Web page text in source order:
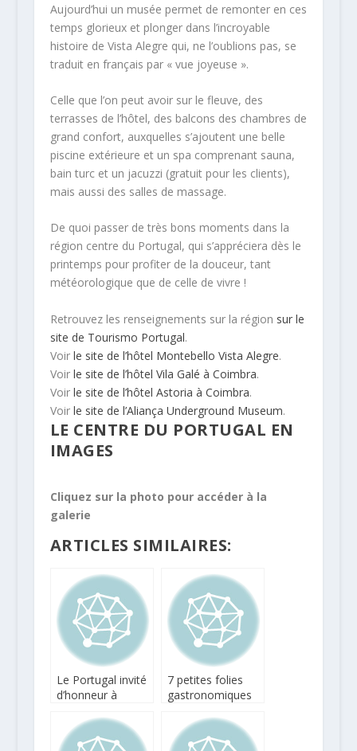
Aujourd’hui un musée permet de remonter en ces
temps glorieux et plonger dans l’incroyable
histoire de Vista Alegre qui, ne l’oublions pas, se
traduit en français par « vue joyeuse ».
Celle que l’on peut avoir sur le fleuve, des
terrasses de l’hôtel, des balcons des chambres de
grand confort, auxquelles s’ajoutent une belle
piscine extérieure et un spa comprenant sauna,
bain turc et un jacuzzi (gratuit pour les clients),
mais aussi des salles de massage.
De quoi passer de très bons moments dans la
région centre du Portugal, qui s’appréciera dès le
printemps pour profiter de la douceur, tant
météorologique que de celle de vivre !
Retrouvez les renseignements sur la région sur le
site de Tourismo Portugal.
Voir le site de l’hôtel Montebello Vista Alegre.
Voir le site de l’hôtel Vila Galé à Coimbra.
Voir le site de l’hôtel Astoria à Coimbra.
Voir le site de l’Aliança Underground Museum.
LE CENTRE DU PORTUGAL EN
IMAGES
Cliquez sur la photo pour accéder à la
galerie
ARTICLES SIMILAIRES:
Le Portugal invité
d’honneur à
7 petites folies
gastronomiques